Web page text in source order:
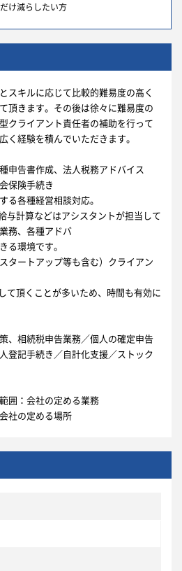
け減らしたい方
スキルに応じて比較的難易度の高く
頂きます。その後は徐々に難易度の
クライアント責任者の補助を行って
く経験を積んでいただきます。
申告書作成、法人税務アドバイス
保険手続き
る各種経営相談対応。
与計算などはアシスタントが担当して
務、各種アドバ
る環境です。
タートアップ等も含む）クライアン
て頂くことが多いため、時間も有効に
、相続税申告業務／個人の確定申告
登記手続き／自計化支援／ストック
囲：会社の定める業務
社の定める場所